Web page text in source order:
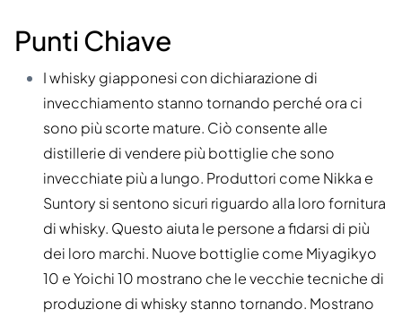
Punti Chiave
I whisky giapponesi con dichiarazione di
invecchiamento stanno tornando perché ora ci
sono più scorte mature. Ciò consente alle
distillerie di vendere più bottiglie che sono
invecchiate più a lungo. Produttori come Nikka e
Suntory si sentono sicuri riguardo alla loro fornitura
di whisky. Questo aiuta le persone a fidarsi di più
dei loro marchi. Nuove bottiglie come Miyagikyo
10 e Yoichi 10 mostrano che le vecchie tecniche di
produzione di whisky stanno tornando. Mostrano